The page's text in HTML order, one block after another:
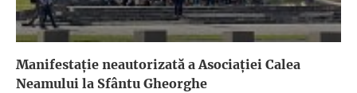
Manifestație neautorizată a Asociației Calea
Neamului la Sfântu Gheorghe